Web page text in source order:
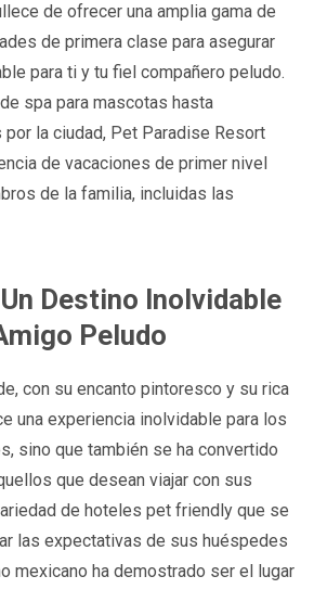
de ofrecer una amplia gama de
de primera clase para asegurar
para ti y tu fiel compañero peludo.
spa para mascotas hasta
la ciudad, Pet Paradise Resort
de vacaciones de primer nivel
de la familia, incluidas las
Destino Inolvidable
Peludo
con su encanto pintoresco y su rica
una experiencia inolvidable para los
sino que también se ha convertido
que desean viajar con sus
de hoteles pet friendly que se
las expectativas de sus huéspedes
mexicano ha demostrado ser el lugar